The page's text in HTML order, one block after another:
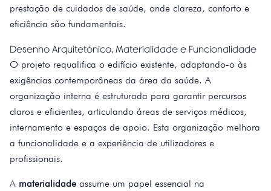
prestação de cuidados de saúde, onde clareza, conforto e
eficiência são fundamentais.
Desenho Arquitetónico, Materialidade e Funcionalidade
O projeto requalifica o edifício existente, adaptando-o às
exigências contemporâneas da área da saúde. A
organização interna é estruturada para garantir percursos
claros e eficientes, articulando áreas de serviços médicos,
internamento e espaços de apoio. Esta organização melhora
a funcionalidade e a experiência de utilizadores e
profissionais.
A materialidade assume um papel essencial na